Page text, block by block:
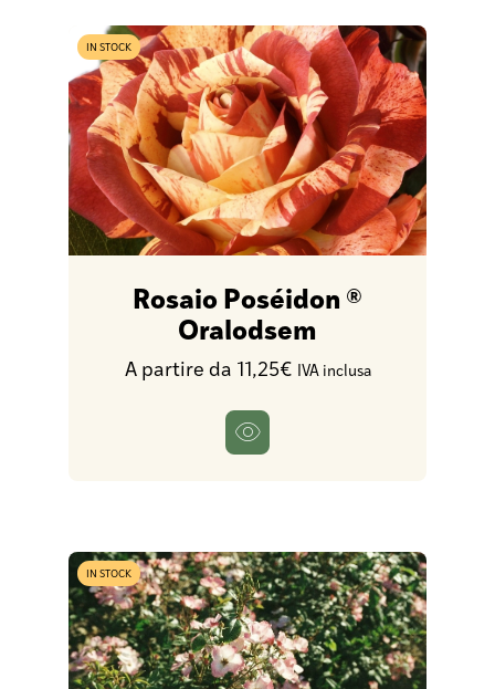
IN STOCK
Rosaio Poséidon ®
Oralodsem
A partire da 11,25€ IVA inclusa
IN STOCK